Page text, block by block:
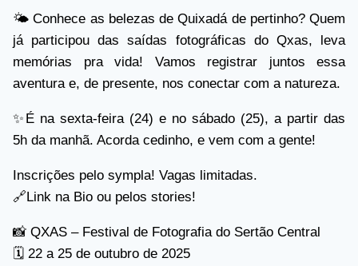
🌤️ Conhece as belezas de Quixadá de pertinho? Quem
já participou das saídas fotográficas do Qxas, leva
memórias pra vida! Vamos registrar juntos essa
aventura e, de presente, nos conectar com a natureza.
✨É na sexta-feira (24) e no sábado (25), a partir das
5h da manhã. Acorda cedinho, e vem com a gente!
Inscrições pelo sympla! Vagas limitadas.
🔗Link na Bio ou pelos stories!
📸 QXAS – Festival de Fotografia do Sertão Central
🗓️ 22 a 25 de outubro de 2025